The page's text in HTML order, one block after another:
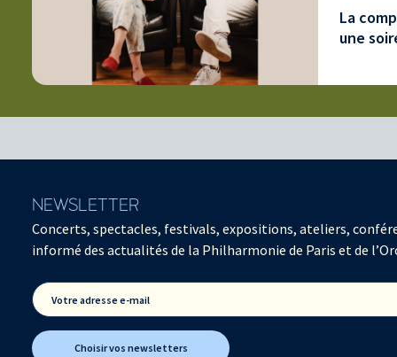
La
une
NEWSLETTER
Concerts, spectacles, festivals, expositions, ateliers,
informé des actualités de la Philharmonie de Paris et de
Votre adresse e-mail
Choisir vos newsletters